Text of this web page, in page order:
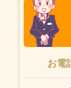
お電